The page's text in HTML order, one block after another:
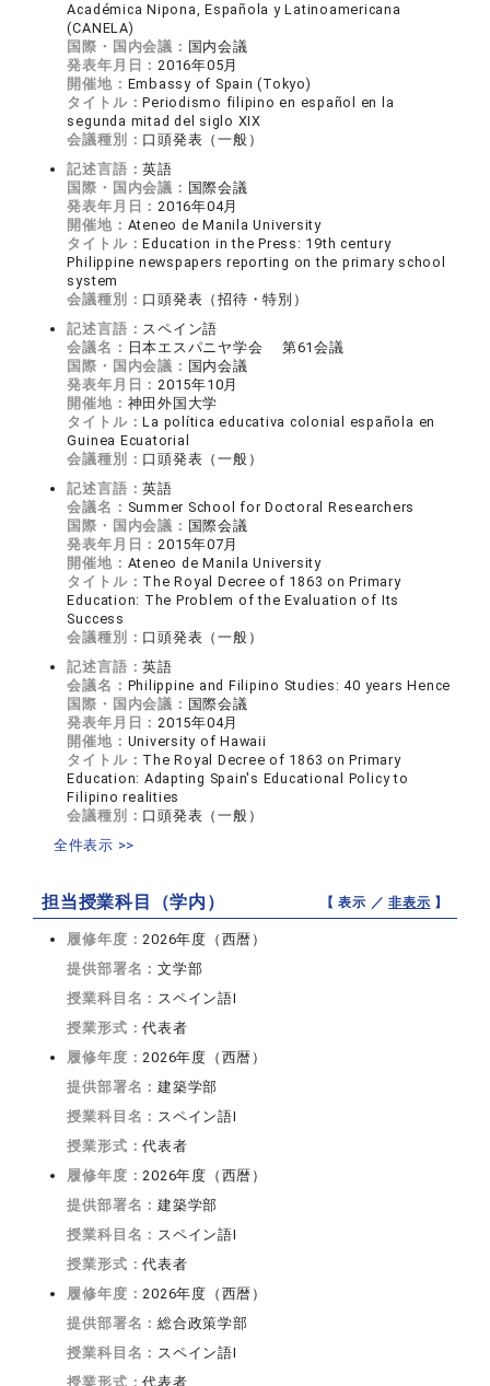
Académica Nipona, Española y Latinoamericana
(CANELA)
国際・国内会議： 国内会議
発表年月日：2016年05月
開催地： Embassy of Spain (Tokyo)
タイトル：Periodismo filipino en español en la
segunda mitad del siglo XIX
会議種別： 口頭発表（一般）
記述言語：英語
国際・国内会議： 国際会議
発表年月日：2016年04月
開催地： Ateneo de Manila University
タイトル：Education in the Press: 19th century
Philippine newspapers reporting on the primary school
system
会議種別： 口頭発表（招待・特別）
記述言語： スペイン語
会議名： 日本エスパニヤ学会 第61会議
国際・国内会議： 国内会議
発表年月日：2015年10月
開催地： 神田外国大学
タイトル：La política educativa colonial española en
Guinea Ecuatorial
会議種別： 口頭発表（一般）
記述言語：英語
会議名： Summer School for Doctoral Researchers
国際・国内会議： 国際会議
発表年月日：2015年07月
開催地： Ateneo de Manila University
タイトル： The Royal Decree of 1863 on Primary
Education: The Problem of the Evaluation of Its
Success
会議種別： 口頭発表（一般）
記述言語：英語
会議名： Philippine and Filipino Studies: 40 years Hence
国際・国内会議： 国際会議
発表年月日：2015年04月
開催地： University of Hawaii
タイトル： The Royal Decree of 1863 on Primary
Education: Adapting Spain's Educational Policy to
Filipino realities
会議種別： 口頭発表（一般）
全件表示 >>
担当授業科目（学内） 【 表示 ／非表示 】
履修年度：2026年度（西暦）
提供部署名：文学部
授業科目名： スペイン語I
授業形式：代表者
履修年度：2026年度（西暦）
提供部署名：建築学部
授業科目名： スペイン語I
授業形式：代表者
履修年度：2026年度（西暦）
提供部署名：建築学部
授業科目名： スペイン語I
授業形式：代表者
履修年度：2026年度（西暦）
提供部署名：総合政策学部
授業科目名： スペイン語I
授業形式：代表者